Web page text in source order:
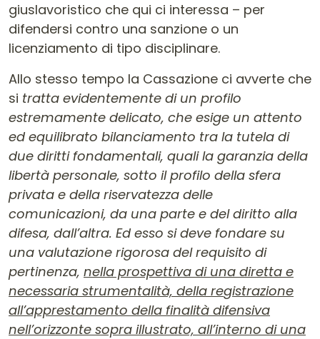
giuslavoristico che qui ci interessa – per
difendersi contro una sanzione o un
licenziamento di tipo disciplinare.
Allo stesso tempo la Cassazione ci avverte che
si tratta evidentemente di un profilo
estremamente delicato, che esige un attento
ed equilibrato bilanciamento tra la tutela di
due diritti fondamentali, quali la garanzia della
libertà personale, sotto il profilo della sfera
privata e della riservatezza delle
comunicazioni, da una parte e del diritto alla
difesa, dall’altra. Ed esso si deve fondare su
una valutazione rigorosa del requisito di
pertinenza, nella prospettiva di una diretta e
necessaria strumentalità, della registrazione
all’apprestamento della finalità difensiva
nell’orizzonte sopra illustrato, all’interno di una